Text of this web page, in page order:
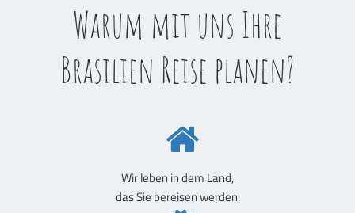
Warum mit uns Ihre
Brasilien Reise planen?
Wir leben in dem Land,
das Sie bereisen werden.